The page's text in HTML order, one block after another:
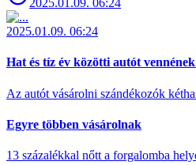
2025.01.09. 06:24
2025.01.09. 06:24
Hat és tíz év közötti autót
Az autót vásárolni szándékozók
Egyre többen vásárolnak
13 százalékkal nőtt a forgalomba